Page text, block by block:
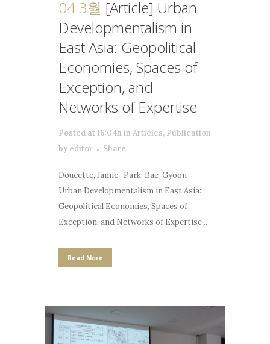
04 3월 [Article] Urban
Developmentalism in
East Asia: Geopolitical
Economies, Spaces of
Exception, and
Networks of Expertise
Posted at 16:04h in Articles, Publication
by editor Share
Doucette, Jamie ; Park, Bae-Gyoon
Urban Developmentalism in East Asia:
Geopolitical Economies, Spaces of
Exception, and Networks of Expertise...
Read More